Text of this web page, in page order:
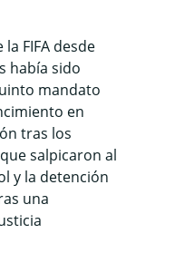
FIFA desde
había sido
mandato
en
tras los
salpicaron al
y la detención
una